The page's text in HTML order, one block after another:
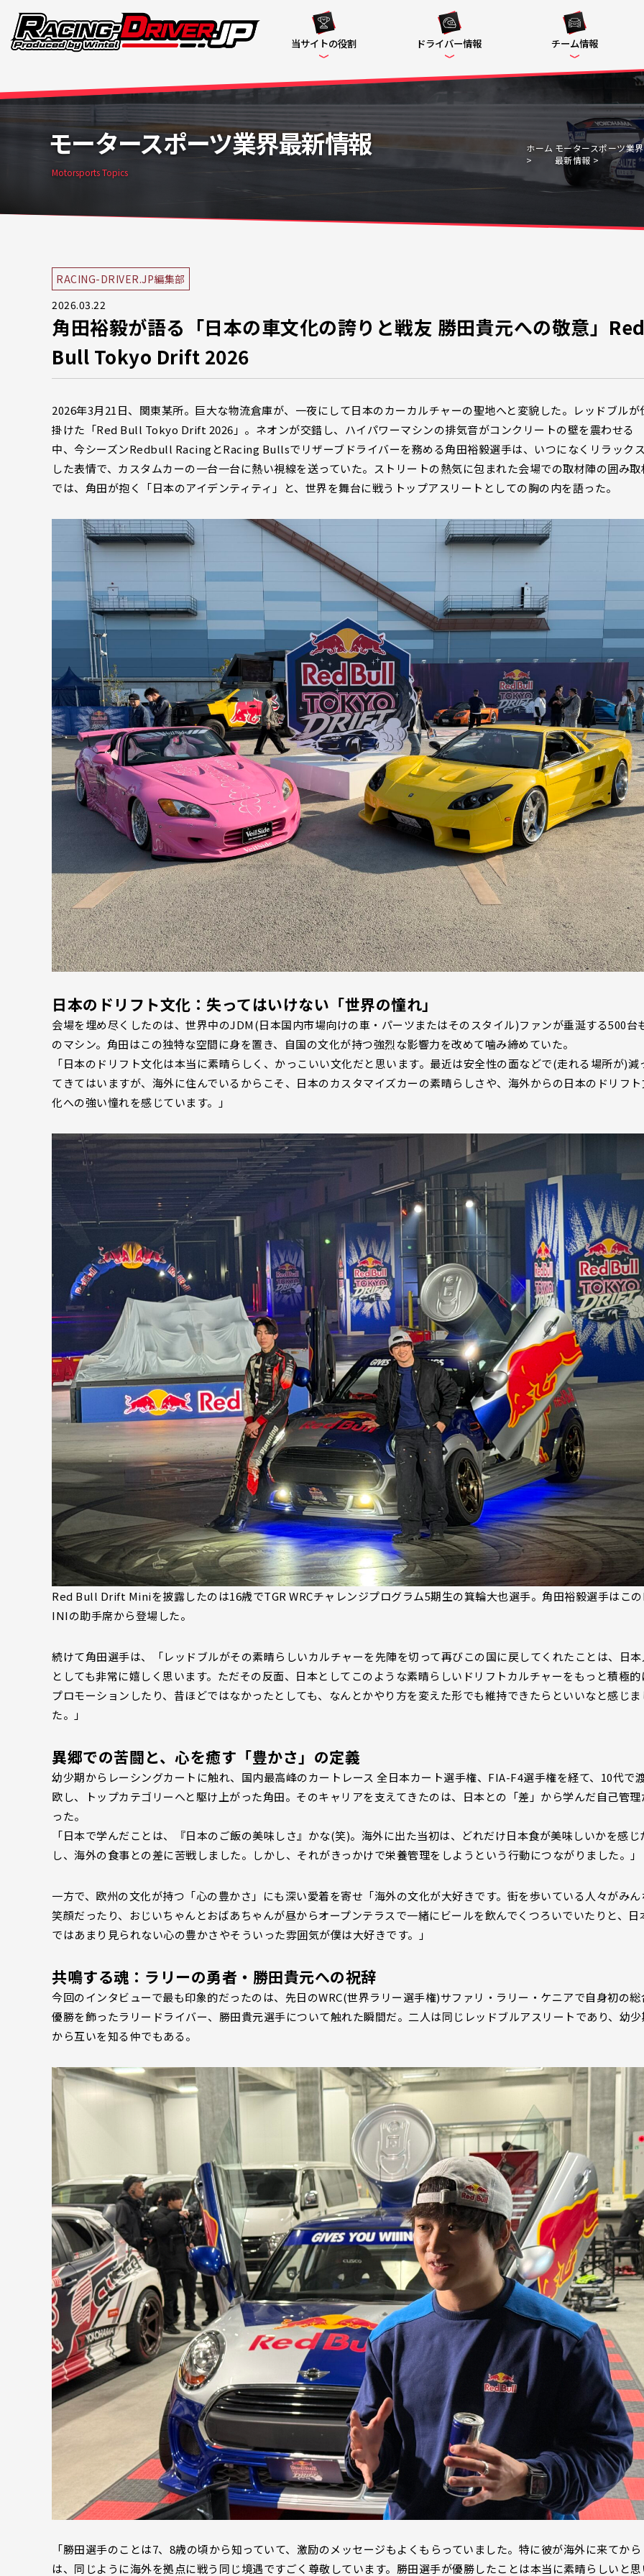
当サイトの役割 ドライバー情報 チーム情報
モータースポーツ業界最新情報
Motorsports Topics
ホーム モータースポーツ業界
最新情報
RACING-DRIVER.JP編集部
2026.03.22
角田裕毅が語る「日本の車文化の誇りと戦友 勝田貴元への敬意」
Bull Tokyo Drift 2026
2026年3月21日、関東某所。巨大な物流倉庫が、一夜にして日本のカーカルチャーの聖地へと変貌した。レッドブルが
掛けた「Red Bull Tokyo Drift 2026」。ネオンが交錯し、ハイパワーマシンの排気音がコンクリートの壁を震わせる
中、今シーズンRedbull RacingとRacing Bullsでリザーブドライバーを務める角田裕毅選手は、いつになくリラック
した表情で、カスタムカーの一台一台に熱い視線を送っていた。ストリートの熱気に包まれた会場での取材陣の囲み取
では、角田が抱く「日本のアイデンティティ」と、世界を舞台に戦うトップアスリートとしての胸の内を語った。
日本のドリフト文化：失ってはいけない「世界の憧れ」
会場を埋め尽くしたのは、世界中のJDM(日本国内市場向けの車・パーツまたはそのスタイル)ファンが垂涎する500台
のマシン。角田はこの独特な空間に身を置き、自国の文化が持つ強烈な影響力を改めて噛み締めていた。
「日本のドリフト文化は本当に素晴らしく、かっこいい文化だと思います。最近は安全性の面などで(走れる場所が)減
てきてはいますが、海外に住んでいるからこそ、日本のカスタマイズカーの素晴らしさや、海外からの日本のドリフ
化への強い憧れを感じています。」
Red Bull Drift Miniを披露したのは16歳でTGR WRCチャレンジプログラム5期生の箕輪大也選手。角田裕毅選手はこ
INIの助手席から登場した。
続けて角田選手は、「レッドブルがその素晴らしいカルチャーを先陣を切って再びこの国に戻してくれたことは、日
としても非常に嬉しく思います。ただその反面、日本としてこのような素晴らしいドリフトカルチャーをもっと積極的
プロモーションしたり、昔ほどではなかったとしても、なんとかやり方を変えた形でも維持できたらといいなと感じま
た。」
異郷での苦闘と、心を癒す「豊かさ」の定義
幼少期からレーシングカートに触れ、国内最高峰のカートレース 全日本カート選手権、FIA-F4選手権を経て、10代で
欧し、トップカテゴリーへと駆け上がった角田。そのキャリアを支えてきたのは、日本との「差」から学んだ自己管理
った。
「日本で学んだことは、『日本のご飯の美味しさ』かな(笑)。海外に出た当初は、どれだけ日本食が美味しいかを感じ
し、海外の食事との差に苦戦しました。しかし、それがきっかけで栄養管理をしようという行動につながりました。」
一方で、欧州の文化が持つ「心の豊かさ」にも深い愛着を寄せ「海外の文化が大好きです。街を歩いている人々がみん
笑顔だったり、おじいちゃんとおばあちゃんが昼からオープンテラスで一緒にビールを飲んでくつろいでいたりと、日
ではあまり見られない心の豊かさやそういった雰囲気が僕は大好きです。」
共鳴する魂：ラリーの勇者・勝田貴元への祝辞
今回のインタビューで最も印象的だったのは、先日のWRC(世界ラリー選手権)サファリ・ラリー・ケニアで自身初の総
優勝を飾ったラリードライバー、勝田貴元選手について触れた瞬間だ。二人は同じレッドブルアスリートであり、幼
から互いを知る仲でもある。
「勝田選手のことは7、8歳の頃から知っていて、激励のメッセージもよくもらっていました。特に彼が海外に来てから
は、同じように海外を拠点に戦う同じ境遇ですごく尊敬しています。勝田選手が優勝したことは本当に素晴らしいと